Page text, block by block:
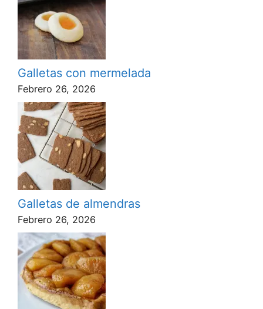
Galletas con mermelada
Febrero 26, 2026
Galletas de almendras
Febrero 26, 2026